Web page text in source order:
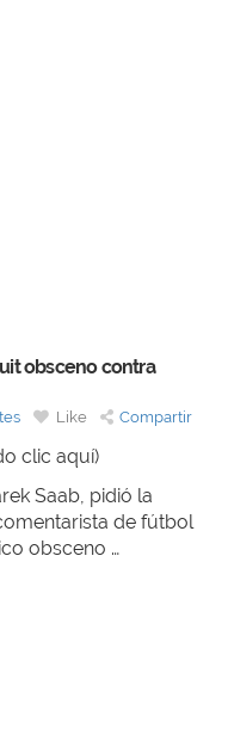
obsceno contra
Like Compartir
clic aquí)
Saab, pidió la
de fútbol
obsceno …